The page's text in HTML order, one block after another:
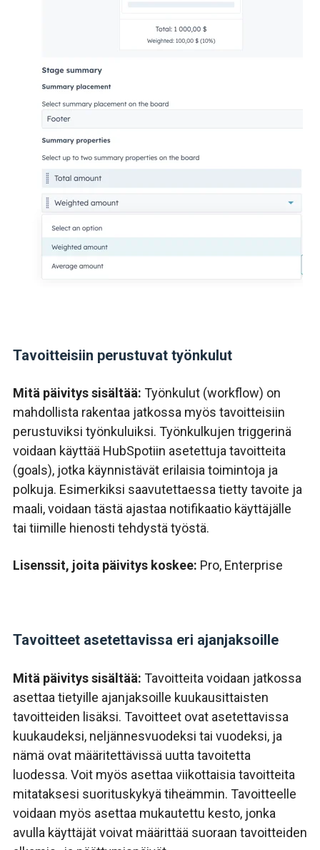
Tavoitteisiin perustuvat työnkulut
Mitä päivitys sisältää: Työnkulut (workflow) on
mahdollista rakentaa jatkossa myös tavoitteisiin
perustuviksi työnkuluiksi. Työnkulkujen triggerinä
voidaan käyttää HubSpotiin asetettuja tavoitteita
(goals), jotka käynnistävät erilaisia ​​toimintoja ja
polkuja. Esimerkiksi saavutettaessa tietty tavoite ja
maali, voidaan tästä ajastaa notifikaatio käyttäjälle
tai tiimille hienosti tehdystä työstä.
Lisenssit, joita päivitys koskee: Pro, Enterprise
Tavoitteet asetettavissa eri ajanjaksoille
Mitä päivitys sisältää: Tavoitteita voidaan jatkossa
asettaa tietyille ajanjaksoille kuukausittaisten
tavoitteiden lisäksi. Tavoitteet ovat asetettavissa
kuukaudeksi, neljännesvuodeksi tai vuodeksi, ja
nämä ovat määritettävissä uutta tavoitetta
luodessa. Voit myös asettaa viikottaisia tavoitteita
mitataksesi suorituskykyä tiheämmin. Tavoitteelle
voidaan myös asettaa mukautettu kesto, jonka
avulla käyttäjät voivat määrittää suoraan tavoitteiden